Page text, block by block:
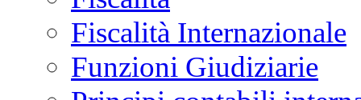
Fiscalità Internazionale
Funzioni Giudiziarie